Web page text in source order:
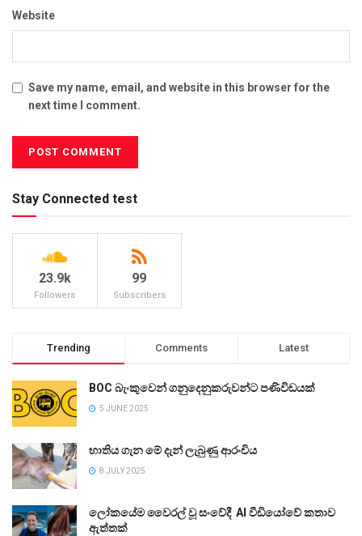
Website
Save my name, email, and website in this browser for the
next time I comment.
Stay Connected test
23.9k
Followers
99
Subscribers
Trending Comments Latest
BOC බැංකුවෙන් ගනුදෙනුකරුවන්ට පණිවිඩයක්
5 JUNE 2025
භාතිය ගැන මේ දැන් ලැබුණු ආරංචිය
8 JULY 2025
ලෝකයේම වෛරල් වූ සංවේදී AI වීඩියෝවේ කතාව
ඇත්තක්